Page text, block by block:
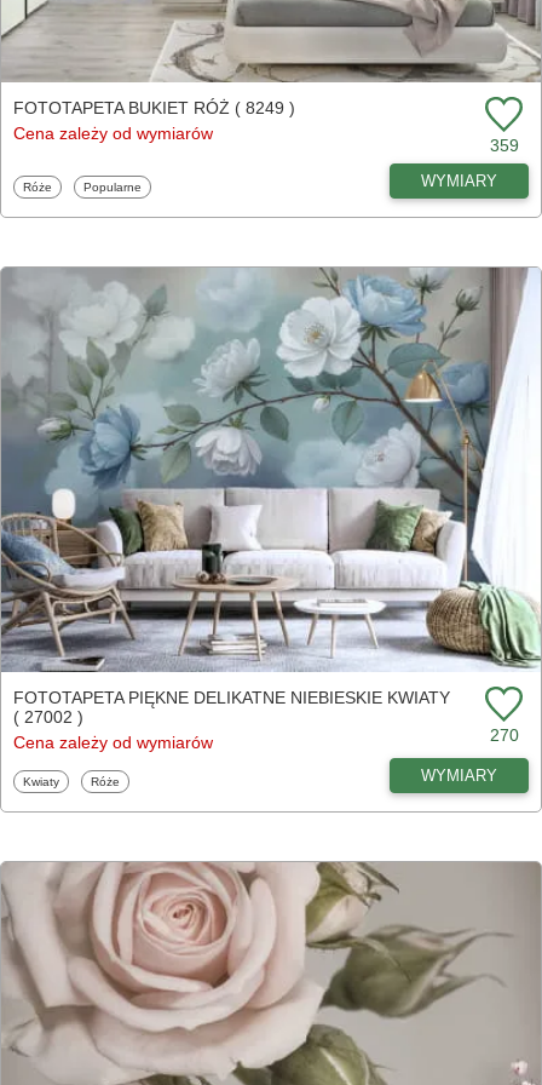
FOTOTAPETA BUKIET RÓŻ ( 8249 )
Cena zależy od wymiarów
359
Fototapety
Róże Fototapety
Popularne WYMIARY
FOTOTAPETA PIĘKNE DELIKATNE NIEBIESKIE KWIATY
( 27002 )
Cena zależy od wymiarów
270
Fototapety
Kwiaty Fototapety
Róże WYMIARY